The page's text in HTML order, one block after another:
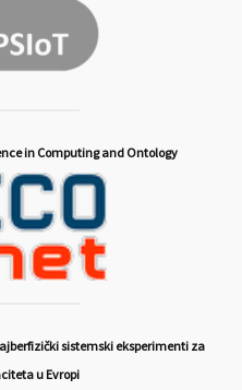
in Computing and Ontology
sistemski eksperimenti za
u Evropi